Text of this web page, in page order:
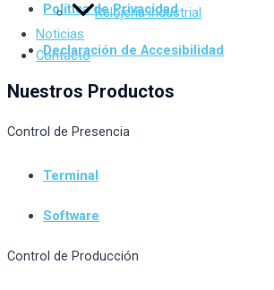
Relojería industrial
Noticias
Contacto
Política de Privacidad
Declaración de Accesibilidad
Nuestros Productos
Control de Presencia
Terminal
Software
Control de Producción